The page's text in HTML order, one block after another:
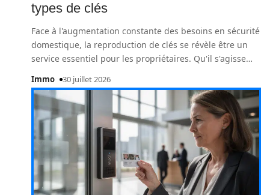
types de clés
Face à l'augmentation constante des besoins en sécurité
domestique, la reproduction de clés se révèle être un
service essentiel pour les propriétaires. Qu'il s'agisse…
Immo 30 juillet 2026